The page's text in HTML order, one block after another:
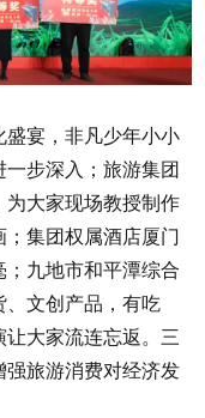
盛宴，非凡少年小小
步深入；旅游集团
大家现场教授制作
集团权属酒店厦门
九地市和平潭综合
、文创产品，有吃
大家流连忘返。三
强旅游消费对经济发